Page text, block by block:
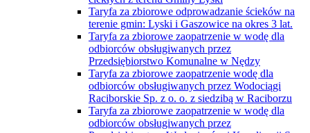
Taryfa za zbiorowe odprowadzanie ścieków na
terenie gmin: Lyski i Gaszowice na okres 3 lat.
Taryfa za zbiorowe zaopatrzenie w wodę dla
odbiorców obsługiwanych przez
Przedsiębiorstwo Komunalne w Nędzy
Taryfa za zbiorowe zaopatrzenie wodę dla
odbiorców obsługiwanych przez Wodociągi
Raciborskie Sp. z o. o. z siedzibą w Raciborzu
Taryfa za zbiorowe zaopatrzenie w wodę dla
odbiorców obsługiwanych przez